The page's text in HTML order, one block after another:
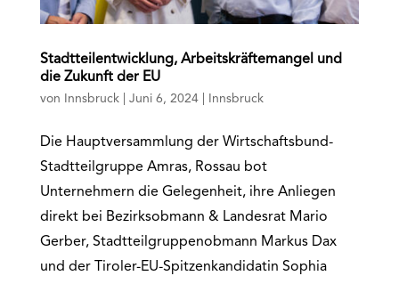
Stadtteilentwicklung, Arbeitskräftemangel und
die Zukunft der EU
von Innsbruck| Juni 6, 2024| Innsbruck
Die Hauptversammlung der Wirtschaftsbund-
Stadtteilgruppe Amras, Rossau bot
Unternehmern die Gelegenheit, ihre Anliegen
direkt bei Bezirksobmann & Landesrat Mario
Gerber, Stadtteilgruppenobmann Markus Dax
und der Tiroler-EU-Spitzenkandidatin Sophia